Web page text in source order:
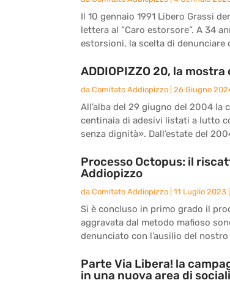
Il 10 gennaio 1991 Libero Grassi
lettera al “Caro estorsore”. A 34
estorsioni, la scelta di denunciare
ADDIOPIZZO 20, la
da Comitato Addiopizzo 26 Giugno
All’alba del 29 giugno del 2004
centinaia di adesivi listati a lutto
senza dignità». Dall’estate del
Processo Octopus: il
Addiopizzo
da Comitato Addiopizzo 11 Luglio 2023
Si è concluso in primo grado il
aggravata dal metodo mafioso
denunciato con l’ausilio del
Parte Via Libera! la
in una nuova area di